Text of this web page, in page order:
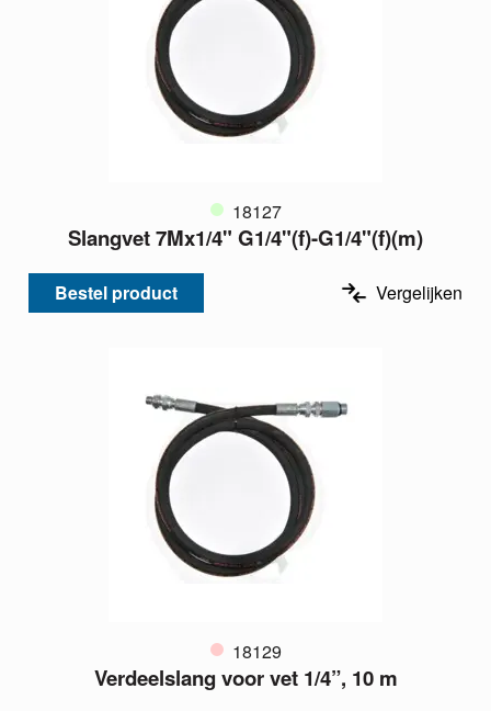
18127
Slangvet 7Mx1/4" G1/4"(f)-G1/4"(f)(m)
Bestel product Vergelijken
18129
Verdeelslang voor vet 1/4”, 10 m